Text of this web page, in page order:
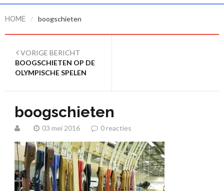
HOME / boogschieten
VORIGE BERICHT
BOOGSCHIETEN OP DE
OLYMPISCHE SPELEN
boogschieten
03 mei 2016 0 reacties